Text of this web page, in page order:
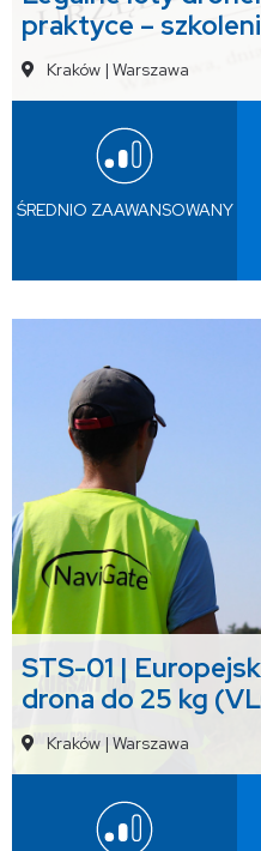
praktyce –
Kraków | Warszawa
ŚREDNIO ZAAWANSOWANY
STS-01 |
drona do 25 kg
Kraków | Warszawa